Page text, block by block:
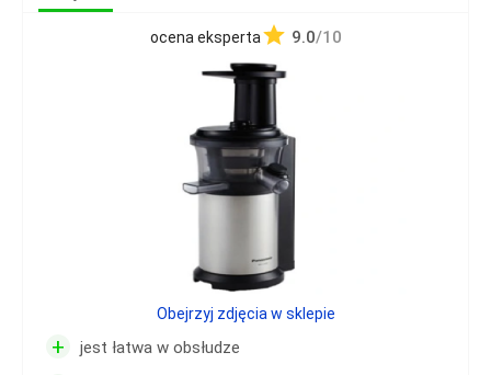
ocena eksperta 9.0/10
+ jest łatwa w obsłudze
Obejrzyj zdjęcia w sklepie